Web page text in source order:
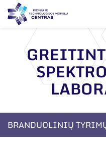
Apie mus
Dokumentai
Viešieji
Struktūra
Naujienos
Renginiai
BRANDUOLINIŲ